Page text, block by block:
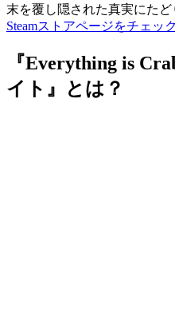
末を覆し隠された真実にたど
Steamストアページをチェック
『Everything is
イト』とは？